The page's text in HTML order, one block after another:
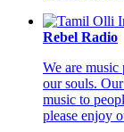
Rebel Radio
We are
our souls.
music to
please enjoy